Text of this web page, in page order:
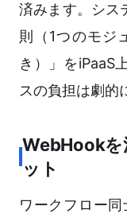
済みます。シス
則（1つのモジ
き）」をiPaaS
スの負担は劇的
WebHookを
ット
ワークフロー